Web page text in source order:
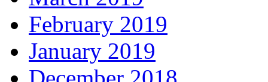
February 2019
January 2019